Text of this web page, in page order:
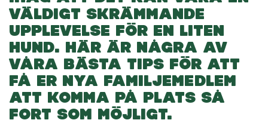
VÄLDIGT SKRÄMMANDE
UPPLEVELSE FÖR EN LITEN
HUND. HÄR ÄR NÅGRA AV
VÅRA BÄSTA TIPS FÖR ATT
FÅ ER NYA FAMILJEMEDLEM
ATT KOMMA PÅ PLATS SÅ
FORT SOM MÖJLIGT.